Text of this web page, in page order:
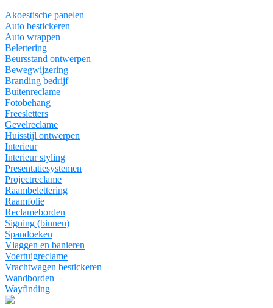
Akoestische panelen
Auto bestickeren
Auto wrappen
Belettering
Beursstand ontwerpen
Bewegwijzering
Branding bedrijf
Buitenreclame
Fotobehang
Freesletters
Gevelreclame
Huisstijl ontwerpen
Interieur
Interieur styling
Presentatiesystemen
Projectreclame
Raambelettering
Raamfolie
Reclameborden
Signing (binnen)
Spandoeken
Vlaggen en banieren
Voertuigreclame
Vrachtwagen bestickeren
Wandborden
Wayfinding